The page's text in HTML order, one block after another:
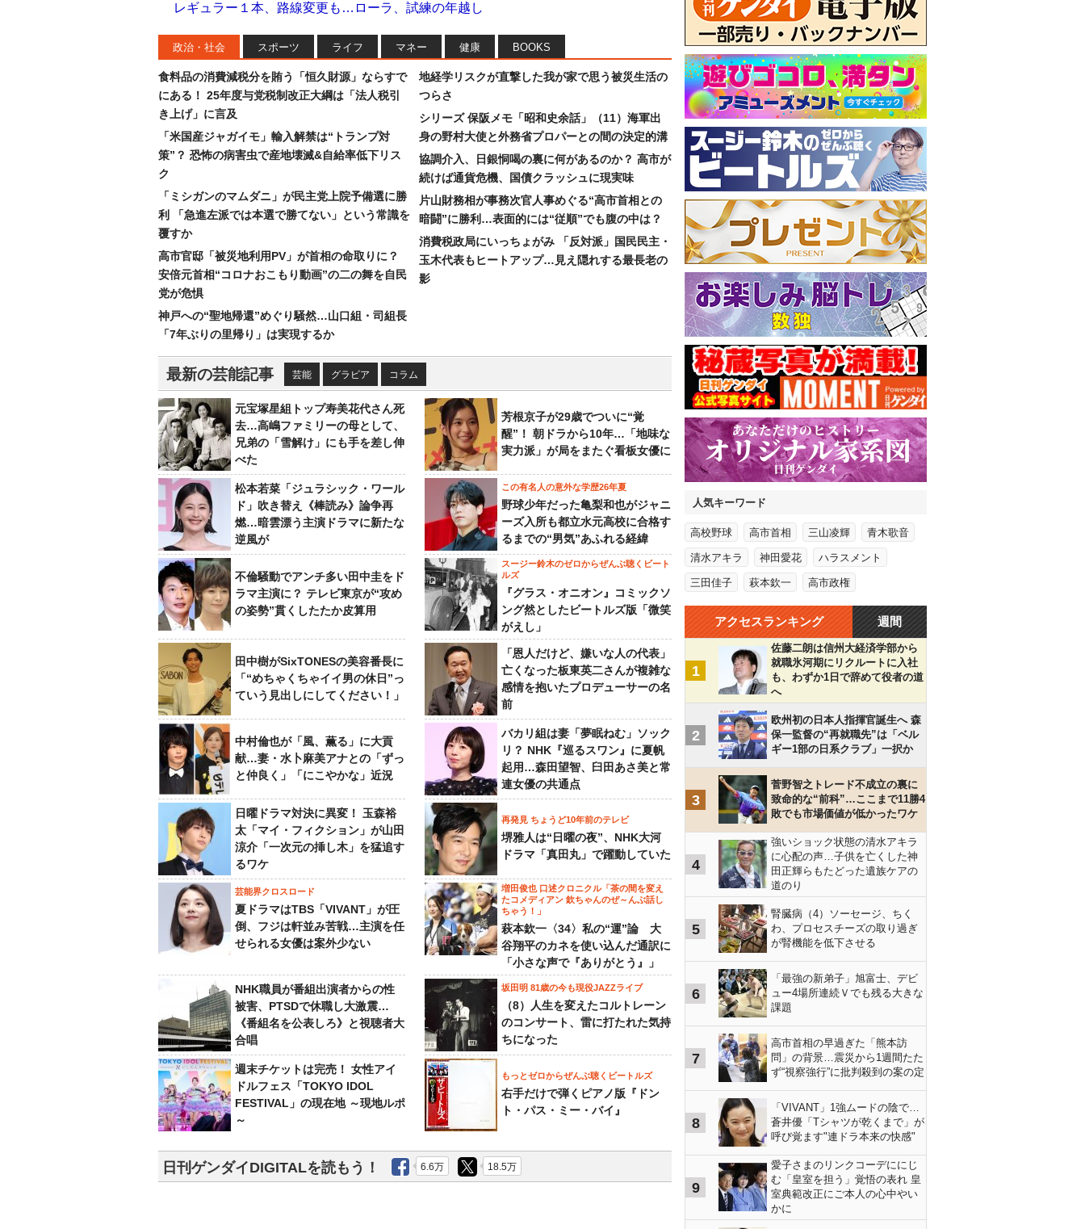
レギュラー１本、路線変更も…ローラ、試練の年越し
政治・社会 スポーツ ライフ マネー 健康 BOOKS
食料品の消費減税分を賄う「恒久財源」ならすで
にある！ 25年度与党税制改正大綱は「法人税引
き上げ」に言及
「米国産ジャガイモ」輸入解禁は“トランプ対
策”？ 恐怖の病害虫で産地壊滅&自給率低下リス
ク
「ミシガンのマムダニ」が民主党上院予備選に勝
利 「急進左派では本選で勝てない」という常識を
覆すか
高市官邸「被災地利用PV」が首相の命取りに？
安倍元首相“コロナおこもり動画”の二の舞を自民
党が危惧
神戸への“聖地帰還”めぐり騒然…山口組・司組長
「7年ぶりの里帰り」は実現するか
地経学リスクが直撃した我が家で思う被災生活の
つらさ
シリーズ 保阪メモ「昭和史余話」（11）海軍出
身の野村大使と外務省プロパーとの間の決定的溝
協調介入、日銀恫喝の裏に何があるのか？ 高市が
続けば通貨危機、国債クラッシュに現実味
片山財務相が事務次官人事めぐる“高市首相との
暗闘”に勝利…表面的には“従順”でも腹の中は？
消費税政局にいっちょがみ 「反対派」国民民主・
玉木代表もヒートアップ…見え隠れする最長老の
影
最新の芸能記事 芸能 グラビア コラム
元宝塚星組トップ寿美花代さん死
去…高嶋ファミリーの母として、
兄弟の「雪解け」にも手を差し伸
べた
芳根京子が29歳でついに“覚
醒”！ 朝ドラから10年…「地味な
実力派」が局をまたぐ看板女優に
松本若菜「ジュラシック・ワール
ド」吹き替え《棒読み》論争再
燃…暗雲漂う主演ドラマに新たな
逆風が
この有名人の意外な学歴26年夏
野球少年だった亀梨和也がジャニ
ーズ入所も都立水元高校に合格す
るまでの“男気”あふれる経緯
不倫騒動でアンチ多い田中圭をド
ラマ主演に？ テレビ東京が“攻め
の姿勢”貫くしたたか皮算用
スージー鈴木のゼロからぜんぶ聴くビート
ルズ
『グラス・オニオン』コミックソ
ング然としたビートルズ版「微笑
がえし」
田中樹がSixTONESの美容番長に
「“めちゃくちゃイイ男の休日”っ
ていう見出しにしてください！」
「恩人だけど、嫌いな人の代表」
亡くなった板東英二さんが複雑な
感情を抱いたプロデューサーの名
前
中村倫也が「風、薫る」に大貢
献…妻・水卜麻美アナとの「ずっ
と仲良く」「にこやかな」近況
バカリ組は妻「夢眠ねむ」ソック
リ？ NHK『巡るスワン』に夏帆
起用…森田望智、臼田あさ美と常
連女優の共通点
日曜ドラマ対決に異変！ 玉森裕
太「マイ・フィクション」が山田
涼介「一次元の挿し木」を猛追す
るワケ
再発見 ちょうど10年前のテレビ
堺雅人は“日曜の夜”、NHK大河
ドラマ「真田丸」で躍動していた
芸能界クロスロード
夏ドラマはTBS「VIVANT」が圧
倒、フジは軒並み苦戦…主演を任
せられる女優は案外少ない
増田俊也 口述クロニクル「茶の間を変え
たコメディアン 欽ちゃんのぜ～んぶ話し
ちゃう！」
萩本欽一〈34〉私の“運”論 大
谷翔平のカネを使い込んだ通訳に
「小さな声で『ありがとう』」
NHK職員が番組出演者からの性
被害、PTSDで休職し大激震…
《番組名を公表しろ》と視聴者大
合唱
坂田明 81歳の今も現役JAZZライブ
（8）人生を変えたコルトレーン
のコンサート、雷に打たれた気持
ちになった
週末チケットは完売！ 女性アイ
ドルフェス「TOKYO IDOL
FESTIVAL」の現在地 ～現地ルポ
～
もっとゼロからぜんぶ聴くビートルズ
右手だけで弾くピアノ版『ドン
ト・パス・ミー・バイ』
日刊ゲンダイDIGITALを読もう！ 6.6万 18.5万
人気キーワード
高校野球 高市首相 三山凌輝 青木歌音
清水アキラ 神田愛花 ハラスメント
三田佳子 萩本欽一 高市政権
アクセスランキング 週間
1
佐藤二朗は信州大経済学部から
就職氷河期にリクルートに入社
も、わずか1日で辞めて役者の道
へ
2
欧州初の日本人指揮官誕生へ 森
保一監督の“再就職先”は「ベル
ギー1部の日系クラブ」一択か
3
菅野智之トレード不成立の裏に
致命的な“前科”…ここまで11勝4
敗でも市場価値が低かったワケ
4
強いショック状態の清水アキラ
に心配の声…子供を亡くした神
田正輝らもたどった遺族ケアの
道のり
5
腎臓病（4）ソーセージ、ちく
わ、プロセスチーズの取り過ぎ
が腎機能を低下させる
6
「最強の新弟子」旭富士、デビ
ュー4場所連続Ｖでも残る大きな
課題
7
高市首相の早過ぎた「熊本訪
問」の背景…震災から1週間たた
ず“視察強行”に批判殺到の案の定
8
「VIVANT」1強ムードの陰で…
蒼井優「Tシャツが乾くまで」が
呼び覚ます"連ドラ本来の快感"
9
愛子さまのリンクコーデににじ
む「皇室を担う」覚悟の表れ 皇
室典範改正にご本人の心中やい
かに